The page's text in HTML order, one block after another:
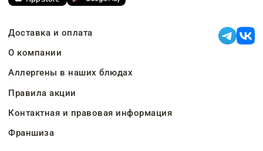
Доставка и оплата
О компании
Аллергены в наших блюдах
Правила акции
Контактная и правовая информация
Франшиза